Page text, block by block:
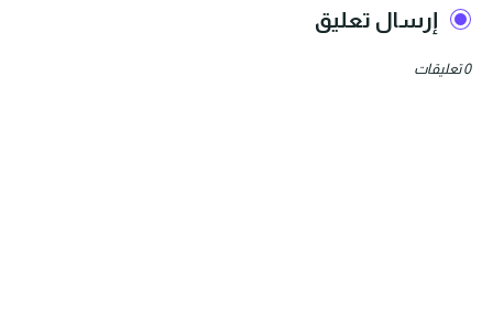
إرسال تعليق
0 تعليقات